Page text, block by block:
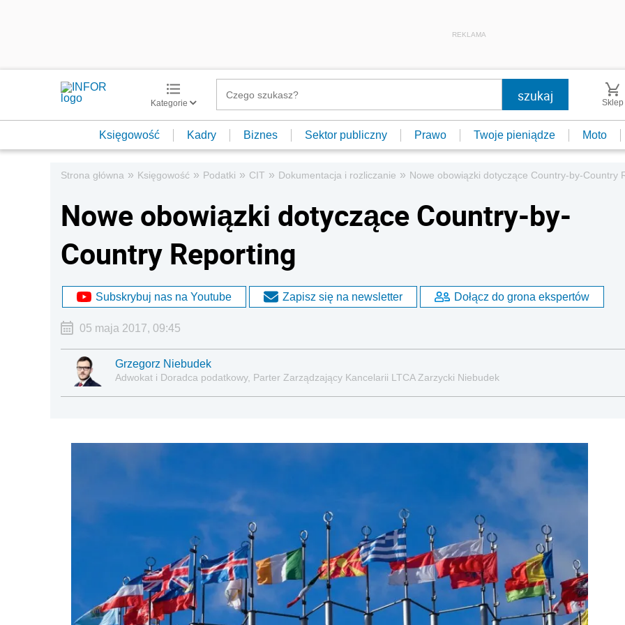
REKLAMA
Kategorie Sklep
Księgowość Kadry Biznes Sektor publiczny Prawo Twoje pieniądze Moto
Strona główna » Księgowość » Podatki » CIT » Dokumentacja i rozliczanie » Nowe obowiązki dotyczące Country-by-Country
Nowe obowiązki dotyczące Country-by-
Country Reporting
Subskrybuj nas na Youtube Zapisz się na newsletter Dołącz do grona ekspertów
05 maja 2017, 09:45
Grzegorz Niebudek
Adwokat i Doradca podatkowy, Parter Zarządzający Kancelarii LTCA Zarzycki Niebudek